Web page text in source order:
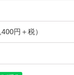
円＋税）